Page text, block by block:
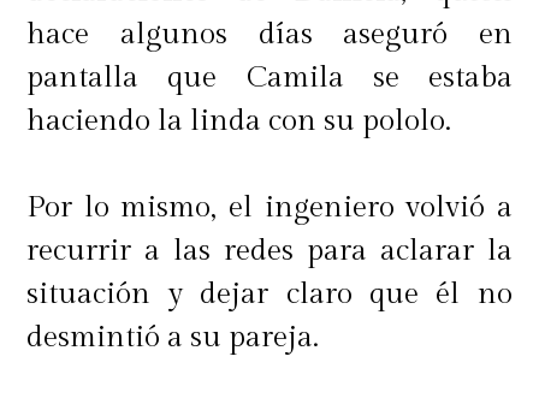
hace algunos días aseguró en
pantalla que Camila se estaba
haciendo la linda con su pololo.
Por lo mismo, el ingeniero volvió a
recurrir a las redes para aclarar la
situación y dejar claro que él no
desmintió a su pareja.